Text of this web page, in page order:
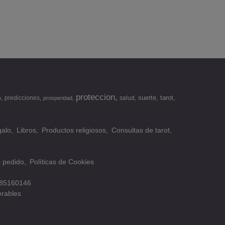
predicciones prosperidad proteccion salud suerte tarot
Libros Productos religiosos
Consultas de tarot
pedido Políticas de Cookies